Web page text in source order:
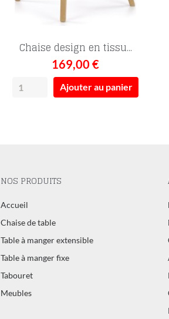
Chaise design en tissu...
169,00 €
Ajouter au panier
NOS PRODUITS
Accueil
Chaise de table
Table à manger extensible
Table à manger fixe
Tabouret
Meubles